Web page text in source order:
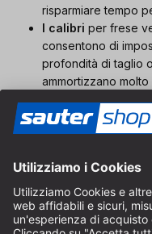
risparmiare tempo
I calibri per frese
consentono di
profondità di taglio
ammortizzano
Soprattutto quando si
misurazione è
lavora con le macchine,
omessa grazie alle